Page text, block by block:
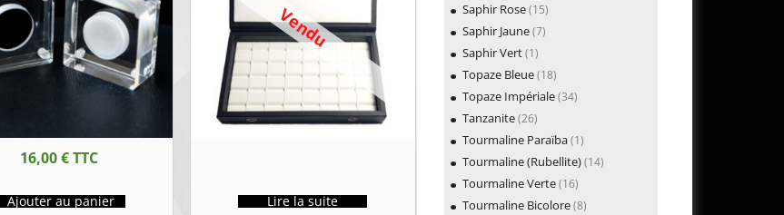
16,00€TTC
Ajouter au panier
Vendu
Lire la suite
Saphir Rose(15)
Saphir Jaune(7)
Saphir Vert(1)
Topaze Bleue(18)
Topaze Impériale(34)
Tanzanite(26)
Tourmaline Paraïba(1)
Tourmaline (Rubellite)(14)
Tourmaline Verte(16)
Tourmaline Bicolore(8)